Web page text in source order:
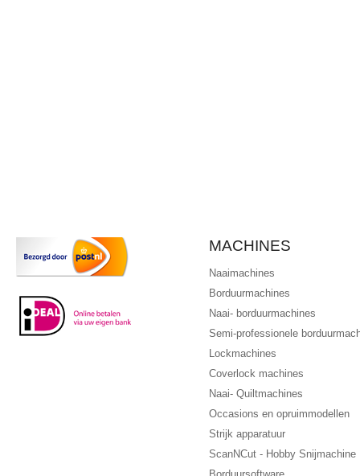
MACHINES
Naaimachines
Borduurmachines
Naai- borduurmachines
Semi-professionele
Lockmachines
Coverlock machines
Naai- Quiltmachines
Occasions en opruimmodellen
Strijk apparatuur
ScanNCut - Hobby Snijmachine